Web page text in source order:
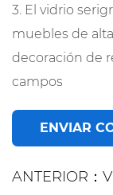
3. El vidrio
muebles de
decoración de
campos
ENVIAR
ANTERIOR：